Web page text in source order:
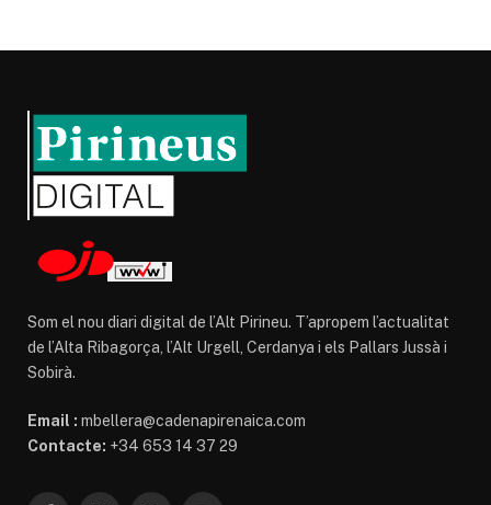
Som el nou diari digital de l’Alt Pirineu. T’apropem l’actualitat
de l’Alta Ribagorça, l’Alt Urgell, Cerdanya i els Pallars Jussà i
Sobirà.
Email : mbellera@cadenapirenaica.com
Contacte: +34 653 14 37 29